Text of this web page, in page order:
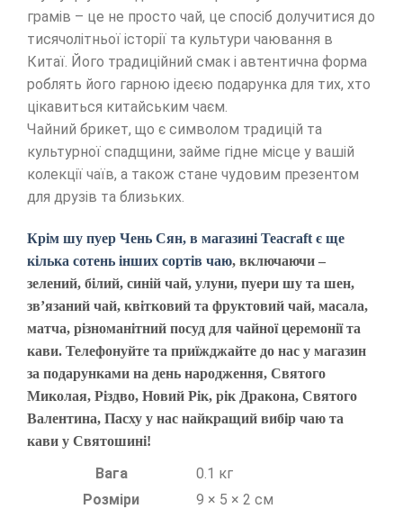
грамів – це не просто чай, це спосіб долучитися до
тисячолітньої історії та культури чаювання в
Китаї. Його традиційний смак і автентична форма
роблять його гарною ідеєю подарунка для тих, хто
цікавиться китайським чаєм.
Чайний брикет, що є символом традицій та
культурної спадщини, займе гідне місце у вашій
колекції чаїв, а також стане чудовим презентом
для друзів та близьких.
Крім шу пуер Чень Сян, в магазині Teacraft є ще
кілька сотень інших сортів чаю, включаючи –
зелений, білий, синій чай, улуни, пуери шу та шен,
зв’язаний чай, квітковий та фруктовий чай, масала,
матча, різноманітний посуд для чайної церемонії та
кави. Телефонуйте та приїжджайте до нас у магазин
за подарунками на день народження, Святого
Миколая, Різдво, Новий Рік, рік Дракона, Святого
Валентина, Пасху у нас найкращий вибір чаю та
кави у Святошині!
Вага
0.1 кг
Розміри
9 × 5 × 2 см